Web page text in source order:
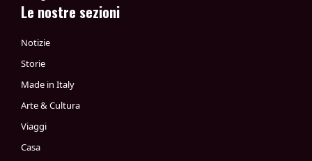
Le nostre sezioni
Notizie
Storie
Made in Italy
Arte & Cultura
Viaggi
Casa